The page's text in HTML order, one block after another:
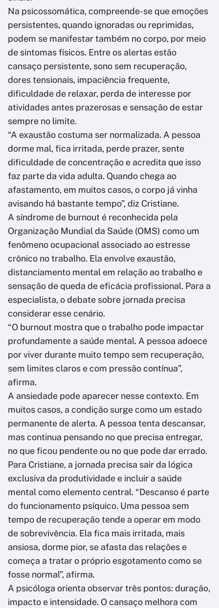
Na psicossomática, compreende-se que emoções
persistentes, quando ignoradas ou reprimidas,
podem se manifestar também no corpo, por meio
de sintomas físicos. Entre os alertas estão
cansaço persistente, sono sem recuperação,
dores tensionais, impaciência frequente,
dificuldade de relaxar, perda de interesse por
atividades antes prazerosas e sensação de estar
sempre no limite.
“A exaustão costuma ser normalizada. A pessoa
dorme mal, fica irritada, perde prazer, sente
dificuldade de concentração e acredita que isso
faz parte da vida adulta. Quando chega ao
afastamento, em muitos casos, o corpo já vinha
avisando há bastante tempo”, diz Cristiane.
A síndrome de burnout é reconhecida pela
Organização Mundial da Saúde (OMS) como um
fenômeno ocupacional associado ao estresse
crônico no trabalho. Ela envolve exaustão,
distanciamento mental em relação ao trabalho e
sensação de queda de eficácia profissional. Para a
especialista, o debate sobre jornada precisa
considerar esse cenário.
“O burnout mostra que o trabalho pode impactar
profundamente a saúde mental. A pessoa adoece
por viver durante muito tempo sem recuperação,
sem limites claros e com pressão contínua”,
afirma.
A ansiedade pode aparecer nesse contexto. Em
muitos casos, a condição surge como um estado
permanente de alerta. A pessoa tenta descansar,
mas continua pensando no que precisa entregar,
no que ficou pendente ou no que pode dar errado.
Para Cristiane, a jornada precisa sair da lógica
exclusiva da produtividade e incluir a saúde
mental como elemento central. “Descanso é parte
do funcionamento psíquico. Uma pessoa sem
tempo de recuperação tende a operar em modo
de sobrevivência. Ela fica mais irritada, mais
ansiosa, dorme pior, se afasta das relações e
começa a tratar o próprio esgotamento como se
fosse normal”, afirma.
A psicóloga orienta observar três pontos: duração,
impacto e intensidade. O cansaço melhora com